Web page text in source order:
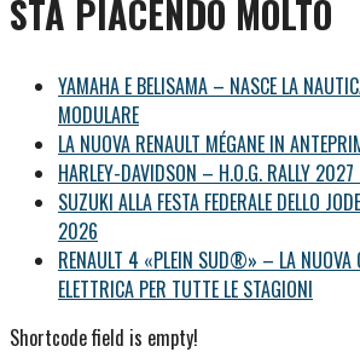
STA PIACENDO MOLTO
YAMAHA E BELISAMA – NASCE LA
MODULARE
LA NUOVA RENAULT MÉGANE IN
HARLEY-DAVIDSON – H.O.G. RALLY
SUZUKI ALLA FESTA FEDERALE DELLO
2026
RENAULT 4 «PLEIN SUD®» – LA NUOVA
ELETTRICA PER TUTTE LE STAGIONI
Shortcode field is empty!